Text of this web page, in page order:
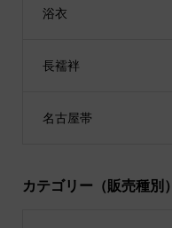
浴衣
長襦袢
名古屋帯
カテゴリー（販売種別）